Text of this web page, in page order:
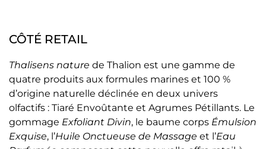
CÔTÉ RETAIL
Thalisens nature de Thalion est une gamme de
quatre produits aux formules marines et 100 %
d’origine naturelle déclinée en deux univers
olfactifs : Tiaré Envoûtante et Agrumes Pétillants. Le
gommage Exfoliant Divin, le baume corps Émulsion
Exquise, l’Huile Onctueuse de Massage et l’Eau